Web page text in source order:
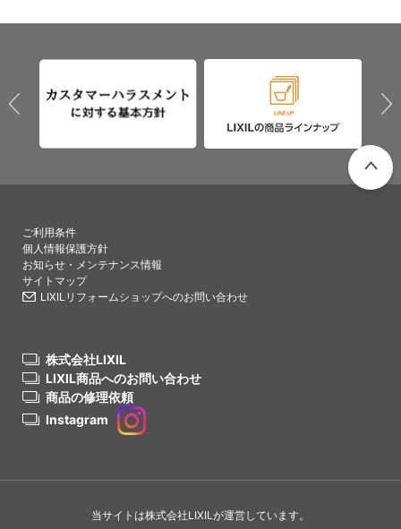
ご利用条件
個人情報保護方針
お知らせ・メンテナンス情報
サイトマップ
LIXILリフォームショップへのお問い合わせ
株式会社LIXIL
LIXIL商品へのお問い合わせ
商品の修理依頼
Instagram
当サイトは株式会社LIXILが運営しています。